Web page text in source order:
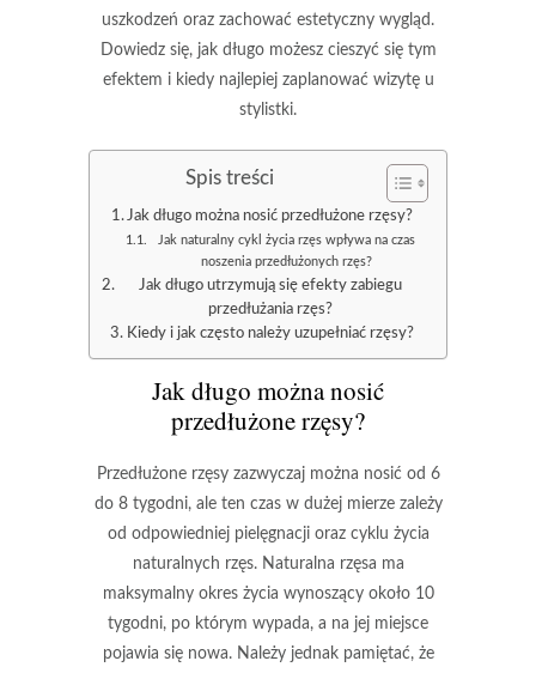
uszkodzeń oraz zachować estetyczny wygląd.
Dowiedz się, jak długo możesz cieszyć się tym
efektem i kiedy najlepiej zaplanować wizytę u
stylistki.
Spis treści
Jak długo można nosić przedłużone rzęsy?
Jak naturalny cykl życia rzęs wpływa na czas
noszenia przedłużonych rzęs?
Jak długo utrzymują się efekty zabiegu
przedłużania rzęs?
Kiedy i jak często należy uzupełniać rzęsy?
Jak długo można nosić
przedłużone rzęsy?
Przedłużone rzęsyzazwyczaj można nosić od 6
do 8 tygodni, ale ten czas w dużej mierze zależy
od odpowiedniej pielęgnacji oraz cyklu życia
naturalnych rzęs. Naturalna rzęsa ma
maksymalny okres życia wynoszący około 10
tygodni, po którym wypada, a na jej miejsce
pojawia się nowa. Należy jednak pamiętać, że